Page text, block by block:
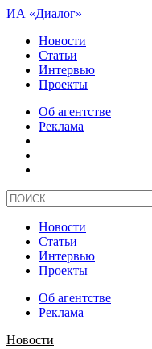
ИА «Диалог»
Новости
Статьи
Интервью
Проекты
Об агентстве
Реклама
Новости
Статьи
Интервью
Проекты
Об агентстве
Реклама
Новости